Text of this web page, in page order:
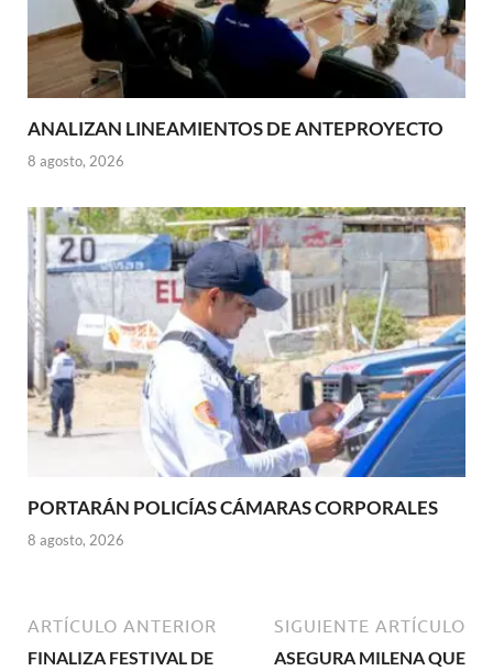
ANALIZAN LINEAMIENTOS DE ANTEPROYECTO
8 agosto, 2026
PORTARÁN POLICÍAS CÁMARAS CORPORALES
8 agosto, 2026
ARTÍCULO ANTERIOR
FINALIZA FESTIVAL DE
SIGUIENTE ARTÍCULO
ASEGURA MILENA QUE